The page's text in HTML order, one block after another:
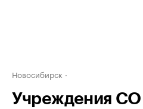
Новосибирск
Учреждения